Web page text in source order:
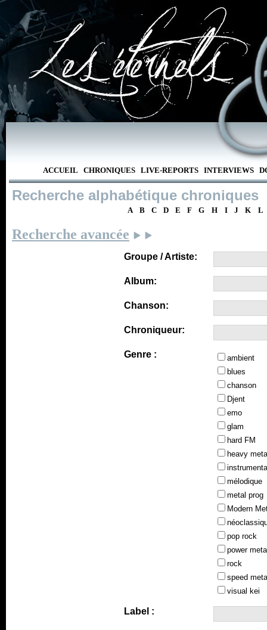
ACCUEIL CHRONIQUES LIVE-REPORTS INTERVIEWS
Recherche alphabétique chroniques
A B C D E F G H I J K L
Recherche avancée
Groupe / Artiste:
Album:
Chanson:
Chroniqueur:
Genre :
ambient
blues
chanson
Djent
emo
glam
hard FM
heavy
mélodique
metal prog
Modern
pop rock
power
rock
speed
visual kei
Label :